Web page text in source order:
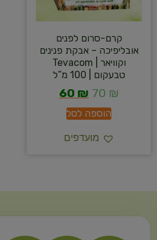
קרם-סרום לפנים
אובליפיכה – אבקת פנינים
וקוויאר | Tevacom
טבעקום | 100 מ”ל
70 ₪
60 ₪
הוספה לסל
מועדפים